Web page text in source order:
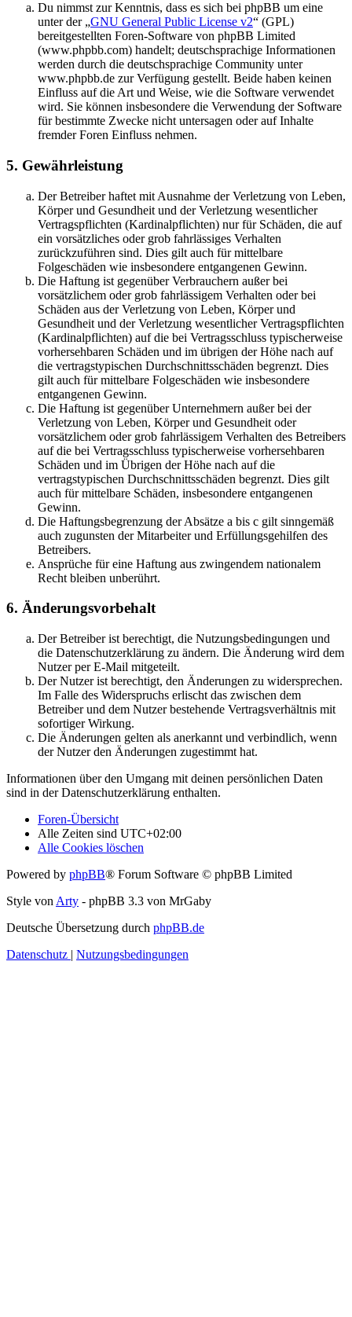
Du nimmst zur Kenntnis, dass es sich bei phpBB um eine
unter der „GNU General Public License v2“ (GPL)
bereitgestellten Foren-Software von phpBB Limited
(www.phpbb.com) handelt; deutschsprachige Informationen
werden durch die deutschsprachige Community unter
www.phpbb.de zur Verfügung gestellt. Beide haben keinen
Einfluss auf die Art und Weise, wie die Software verwendet
wird. Sie können insbesondere die Verwendung der Software
für bestimmte Zwecke nicht untersagen oder auf Inhalte
fremder Foren Einfluss nehmen.
5. Gewährleistung
Der Betreiber haftet mit Ausnahme der Verletzung von Leben,
Körper und Gesundheit und der Verletzung wesentlicher
Vertragspflichten (Kardinalpflichten) nur für Schäden, die auf
ein vorsätzliches oder grob fahrlässiges Verhalten
zurückzuführen sind. Dies gilt auch für mittelbare
Folgeschäden wie insbesondere entgangenen Gewinn.
Die Haftung ist gegenüber Verbrauchern außer bei
vorsätzlichem oder grob fahrlässigem Verhalten oder bei
Schäden aus der Verletzung von Leben, Körper und
Gesundheit und der Verletzung wesentlicher Vertragspflichten
(Kardinalpflichten) auf die bei Vertragsschluss typischerweise
vorhersehbaren Schäden und im übrigen der Höhe nach auf
die vertragstypischen Durchschnittsschäden begrenzt. Dies
gilt auch für mittelbare Folgeschäden wie insbesondere
entgangenen Gewinn.
Die Haftung ist gegenüber Unternehmern außer bei der
Verletzung von Leben, Körper und Gesundheit oder
vorsätzlichem oder grob fahrlässigem Verhalten des Betreibers
auf die bei Vertragsschluss typischerweise vorhersehbaren
Schäden und im Übrigen der Höhe nach auf die
vertragstypischen Durchschnittsschäden begrenzt. Dies gilt
auch für mittelbare Schäden, insbesondere entgangenen
Gewinn.
Die Haftungsbegrenzung der Absätze a bis c gilt sinngemäß
auch zugunsten der Mitarbeiter und Erfüllungsgehilfen des
Betreibers.
Ansprüche für eine Haftung aus zwingendem nationalem
Recht bleiben unberührt.
6. Änderungsvorbehalt
Der Betreiber ist berechtigt, die Nutzungsbedingungen und
die Datenschutzerklärung zu ändern. Die Änderung wird dem
Nutzer per E-Mail mitgeteilt.
Der Nutzer ist berechtigt, den Änderungen zu widersprechen.
Im Falle des Widerspruchs erlischt das zwischen dem
Betreiber und dem Nutzer bestehende Vertragsverhältnis mit
sofortiger Wirkung.
Die Änderungen gelten als anerkannt und verbindlich, wenn
der Nutzer den Änderungen zugestimmt hat.
Informationen über den Umgang mit deinen persönlichen Daten
sind in der Datenschutzerklärung enthalten.
Foren-Übersicht
Alle Zeiten sind UTC+02:00
Alle Cookies löschen
Powered by phpBB® Forum Software © phpBB Limited
Style von Arty - phpBB 3.3 von MrGaby
Deutsche Übersetzung durch phpBB.de
Datenschutz | Nutzungsbedingungen